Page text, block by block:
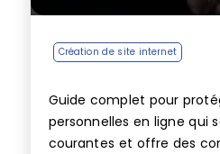
Création de site internet
Guide complet pour
personnelles en ligne qui
courantes et offre des